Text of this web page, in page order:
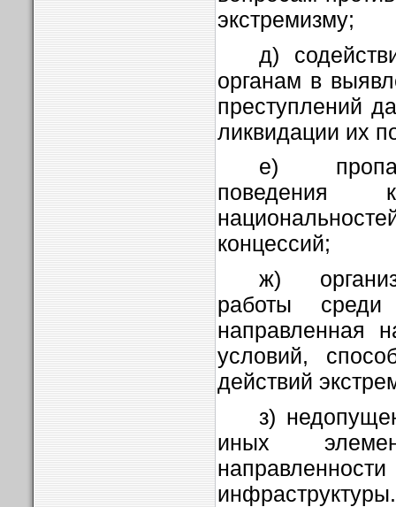
экстремизму;
д)
органам в
преступлений
ликвидации их
е)
концессий;
ж)
работы
направленная
условий,
действий
з)
иных
инфраструктуры.